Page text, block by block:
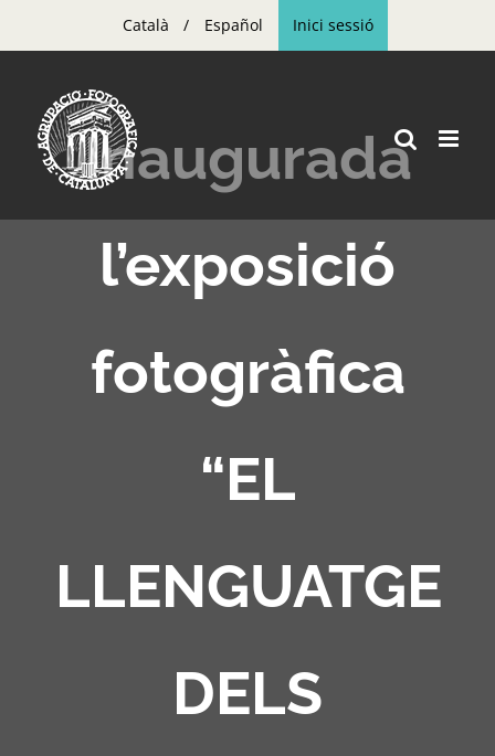
to
content
Català Español Inici sessió
Inaugurada
l’exposició
fotogràfica
“EL
LLENGUATGE
DELS